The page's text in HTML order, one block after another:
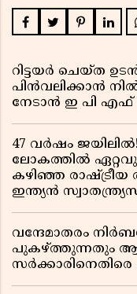
റിട്ടയർ ചെയ്ത
പിൻവലിക്കാൻ
നേടാൻ ഇ പി എഫ്
47 വർഷം
ലോകത്തിൽ
കഴിഞ്ഞ
ഇന്ത്യൻ
വന്ദേമാതരം
പുകഴ്ത്തുന്നതും